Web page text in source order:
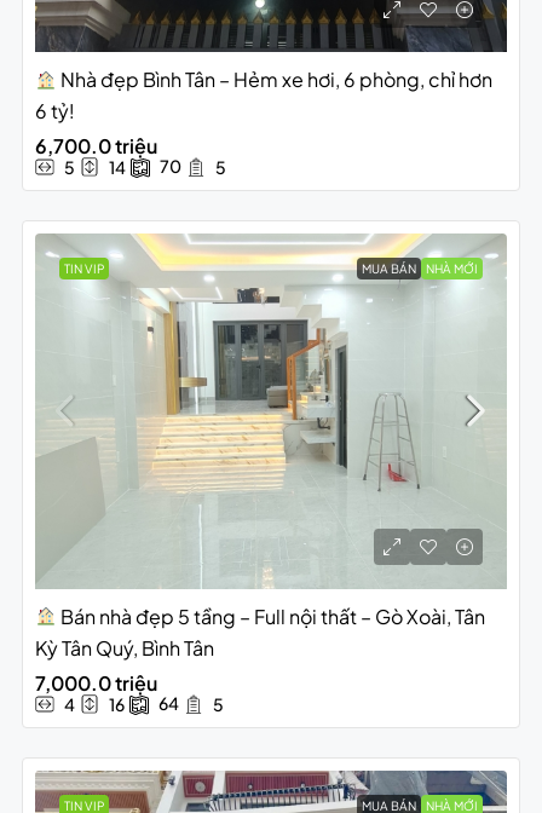
Nhà đẹp Bình Tân – Hẻm xe hơi, 6 phòng, chỉ hơn
6 tỷ!
6,700.0 triệu
5 14 70 5
TIN VIP MUA BÁN NHÀ MỚI
Bán nhà đẹp 5 tầng – Full nội thất – Gò Xoài, Tân
Kỳ Tân Quý, Bình Tân
7,000.0 triệu
4 16 64 5
TIN VIP MUA BÁN NHÀ MỚI